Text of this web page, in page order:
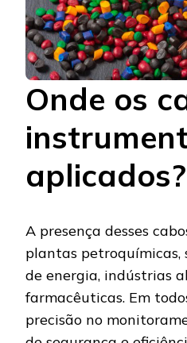
Onde os
aplicados?
A presença desses
plantas petroquímicas,
de energia, indústrias
farmacêuticas. Em
precisão no